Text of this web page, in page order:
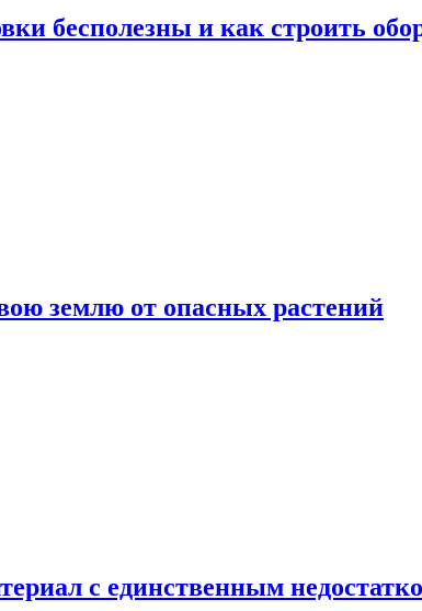
бесполезны и как строить
землю от опасных растений
с единственным